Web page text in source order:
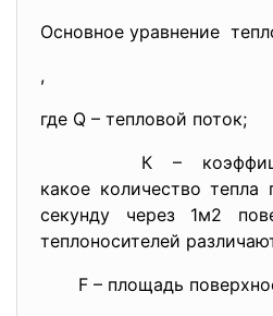
Основное уравнение
,
где Q – тепловой поток;
К – коэффициент
какое количество тепла
секунду через 1м2
теплоносителей
F – площадь